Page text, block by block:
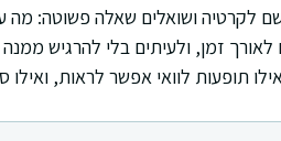
ושואלים שאלה פשוטה: מה
זמן, ולעיתים בלי להרגיש
תופעות לוואי אפשר לראות, ואילו